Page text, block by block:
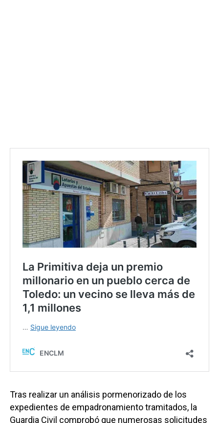
Tras realizar un análisis pormenorizado de los
expedientes de empadronamiento tramitados, la
Guardia Civil comprobó que numerosas solicitudes